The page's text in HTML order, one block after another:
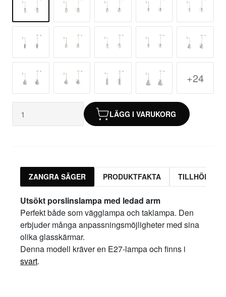
+24
LÄGG I VARUKORG
ZANGRA SÄGER PRODUKTFAKTA
Utsökt porslinslampa med ledad arm
Perfekt både som vägglampa och taklampa. Den
erbjuder många anpassningsmöjligheter med sina
olika glasskärmar.
Denna modell kräver en E27-lampa och finns i
svart.